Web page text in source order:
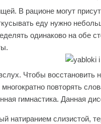
В рационе могут
еду нужно
одинаково на
Чтобы
повторять
гимнастика. Данная
натиранием слизистой,